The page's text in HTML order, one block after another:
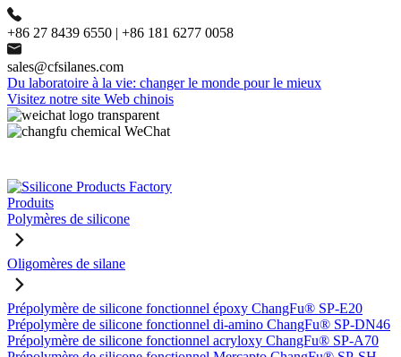
+86 27 8439 6550 | +86 181 6277 0058
sales@cfsilanes.com
Du laboratoire à la vie: changer le monde pour le mieux
Visitez notre site Web chinois
Produits
Polymères de silicone
Oligomères de silane
Prépolymère de silicone fonctionnel époxy ChangFu® SP-E20
Prépolymère de silicone fonctionnel di-amino ChangFu® SP-DN46
Prépolymère de silicone fonctionnel acryloxy ChangFu® SP-A70